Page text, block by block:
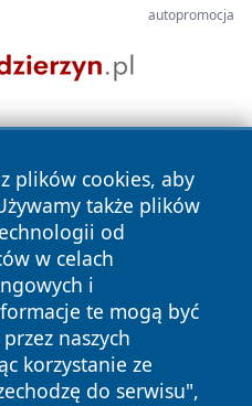
autopromocja
plików cookies, aby
także plików
od
w celach
i
te mogą być
naszych
korzystanie ze
do serwisu",
Wszystkie prawa
Polityka
Cookies